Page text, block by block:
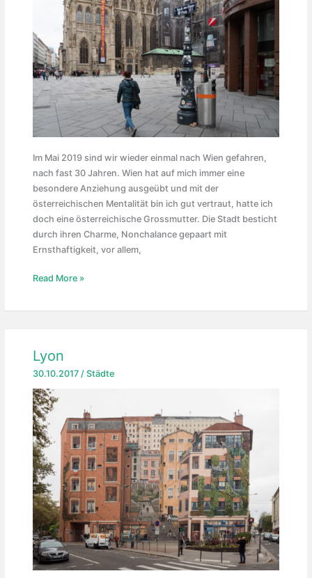
Im Mai 2019 sind wir wieder einmal nach Wien gefahren,
nach fast 30 Jahren. Wien hat auf mich immer eine
besondere Anziehung ausgeübt und mit der
österreichischen Mentalität bin ich gut vertraut, hatte ich
doch eine österreichische Grossmutter. Die Stadt besticht
durch ihren Charme, Nonchalance gepaart mit
Ernsthaftigkeit, vor allem,
Wien
Read More »
Lyon
30.10.2017 / Städte